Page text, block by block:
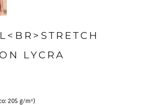
LYCRA
205 g/m²)